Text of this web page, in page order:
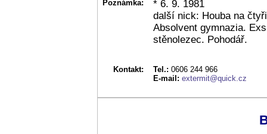
Poznámka:
* 6. 9. 1981
další nick: Houba na čtyři
Absolvent gymnazia.
stěnolezec. Pohodář.
Kontakt: Tel.: 0606 244 966
E-mail: extermit@quick.cz